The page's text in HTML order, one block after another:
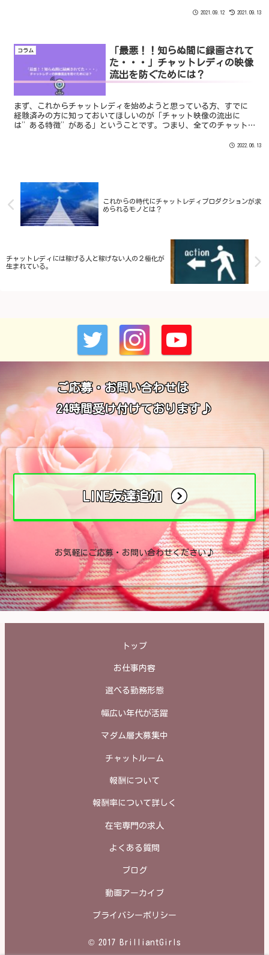
2021.09.12 2021.09.13
コラム
「最悪！！知らぬ間に録画されて
た・・・」チャットレディの映像
流出を防ぐためには？
まず、これからチャットレディを始めようと思っている方、すでに
経験済みの方に知っておいてほしいのが「チャット映像の流出に
は”ある特徴”がある」ということです。つまり、全てのチャット
ければほぼ流出はありません。結論からいうと、ある特徴とは「無2022.06.13
これからの時代にチャットレディプロダクションが求
められるモノとは？
チャットレディには稼げる人と稼げない人の２極化が
生まれている。
ご応募・お問い合わせは
24時間受け付けております♪
LINE友達追加
お気軽にご応募・お問い合わせください♪
トップ
お仕事内容
選べる勤務形態
幅広い年代が活躍
マダム層大募集中
チャットルーム
報酬について
報酬率について詳しく
在宅専門の求人
よくある質問
ブログ
動画アーカイブ
プライバシーポリシー
© 2017 BrilliantGirls